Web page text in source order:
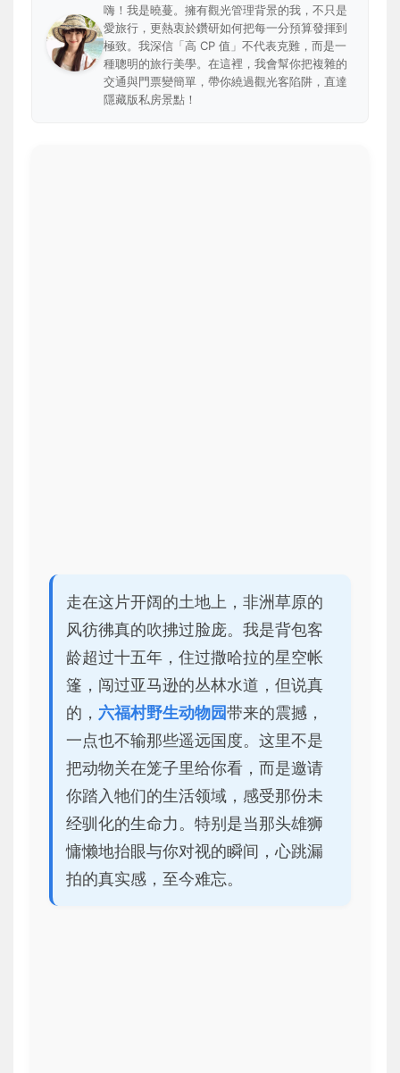
嗨！我是曉蔓。擁有觀光管理背景的我，不只是
愛旅行，更熱衷於鑽研如何把每一分預算發揮到
極致。我深信「高 CP 值」不代表克難，而是一
種聰明的旅行美學。在這裡，我會幫你把複雜的
交通與門票變簡單，帶你繞過觀光客陷阱，直達
隱藏版私房景點！
走在这片开阔的土地上，非洲草原的
风彷彿真的吹拂过脸庞。我是背包客
龄超过十五年，住过撒哈拉的星空帐
篷，闯过亚马逊的丛林水道，但说真
的， 六福村野生动物园带来的震撼，
一点也不输那些遥远国度。这里不是
把动物关在笼子里给你看，而是邀请
你踏入牠们的生活领域，感受那份未
经驯化的生命力。特别是当那头雄狮
慵懒地抬眼与你对视的瞬间，心跳漏
拍的真实感，至今难忘。